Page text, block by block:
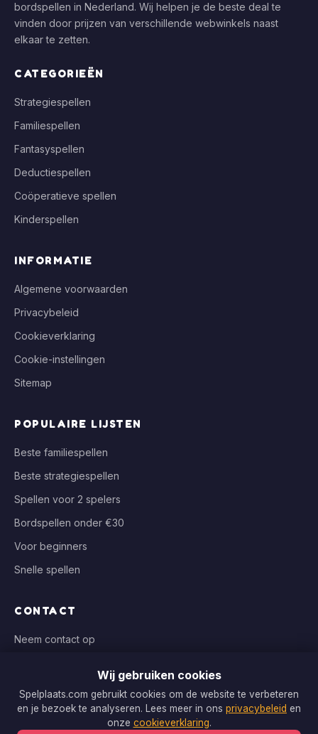
bordspellen in Nederland. Wij helpen je de beste deal te
vinden door prijzen van verschillende webwinkels naast
elkaar te zetten.
CATEGORIEËN
Strategiespellen
Familiespellen
Fantasyspellen
Deductiespellen
Coöperatieve spellen
Kinderspellen
INFORMATIE
Algemene voorwaarden
Privacybeleid
Cookieverklaring
Cookie-instellingen
Sitemap
POPULAIRE LIJSTEN
Beste familiespellen
Beste strategiespellen
Spellen voor 2 spelers
Bordspellen onder €30
Voor beginners
Snelle spellen
CONTACT
Neem contact op
WIJ VERGELIJKEN BIJ
Bol.com, Spellenrijk, Boardgameshop.nl
Wij gebruiken cookies
Spelplaats.com gebruikt cookies om de website te verbeteren
en je bezoek te analyseren. Lees meer in ons privacybeleid en
onze cookieverklaring.